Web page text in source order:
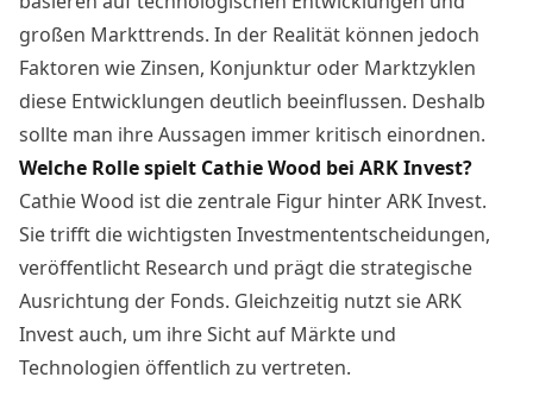
großen Markttrends. In der Realität können jedoch
Faktoren wie Zinsen, Konjunktur oder Marktzyklen
diese Entwicklungen deutlich beeinflussen. Deshalb
sollte man ihre Aussagen immer kritisch einordnen.
Welche Rolle spielt Cathie Wood bei ARK Invest?
Cathie Wood ist die zentrale Figur hinter ARK Invest.
Sie trifft die wichtigsten Investmententscheidungen,
veröffentlicht Research und prägt die strategische
Ausrichtung der Fonds. Gleichzeitig nutzt sie ARK
Invest auch, um ihre Sicht auf Märkte und
Technologien öffentlich zu vertreten.